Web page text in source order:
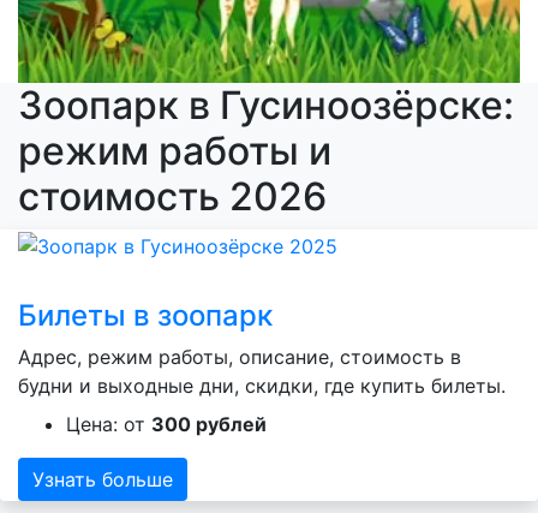
Зоопарк в Гусиноозёрске:
режим работы и
стоимость 2026
Билеты в зоопарк
Адрес, режим работы, описание, стоимость в
будни и выходные дни, скидки, где купить билеты.
Цена: от 300 рублей
Узнать больше